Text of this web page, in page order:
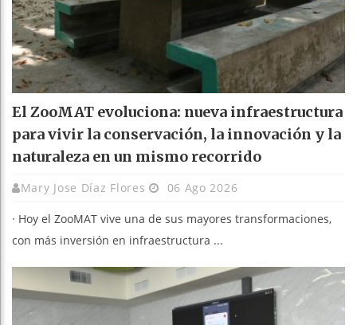
El ZooMAT evoluciona: nueva infraestructura
para vivir la conservación, la innovación y la
naturaleza en un mismo recorrido
Mary Jose Díaz Flores 06 Ago 2026
· Hoy el ZooMAT vive una de sus mayores transformaciones,
con más inversión en infraestructura ...